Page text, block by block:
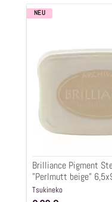
Brilliance
"Perlmutt
6,5x9,5cm
NEU
Brilliance Pigment
"Perlmutt beige"
Tsukineko